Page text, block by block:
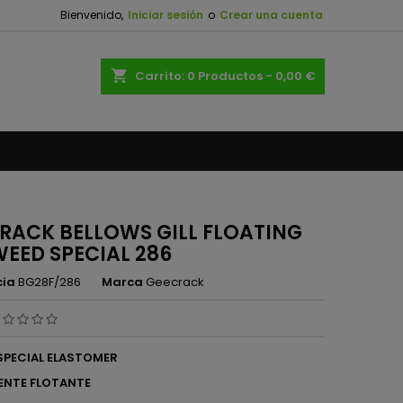
Bienvenido, Iniciar sesión o Crear una cuenta
shopping_cart Carrito: 0 Productos - 0,00 €
BELLOWS GILL FLOATING
SPECIAL 286
BG28F/286 Marca Geecrack
ELASTOMER
FLOTANTE